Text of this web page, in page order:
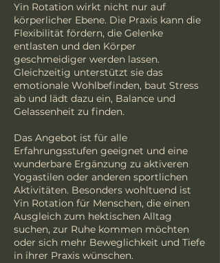
Yin Rotation wirkt nicht nur auf
körperlicher Ebene. Die Praxis kann die
Flexibilität fördern, die Gelenke
entlasten und den Körper
geschmeidiger werden lassen.
Gleichzeitig unterstützt sie das
emotionale Wohlbefinden, baut Stress
ab und lädt dazu ein, Balance und
Gelassenheit zu finden.
Das Angebot ist für alle
Erfahrungsstufen geeignet und eine
wunderbare Ergänzung zu aktiveren
Yogastilen oder anderen sportlichen
Aktivitäten. Besonders wohltuend ist
Yin Rotation für Menschen, die einen
Ausgleich zum hektischen Alltag
suchen, zur Ruhe kommen möchten
oder sich mehr Beweglichkeit und Tiefe
in ihrer Praxis wünschen.